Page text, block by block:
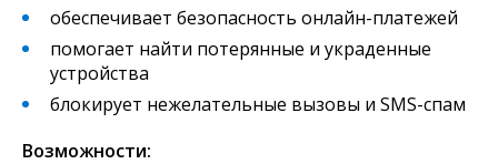
обеспечивает безопасность онлайн-платежей
помогает найти потерянные и украденные
устройства
блокирует нежелательные вызовы и SMS-спам
Возможности: